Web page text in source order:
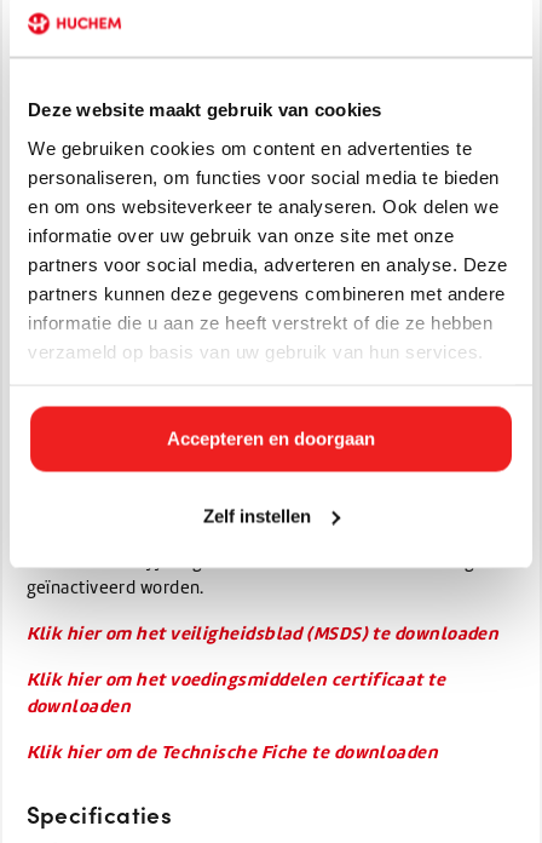
Deze website maakt gebruik van cookies
We gebruiken cookies om content en advertenties te
personaliseren, om functies voor social media te bieden
en om ons websiteverkeer te analyseren. Ook delen we
informatie over uw gebruik van onze site met onze
partners voor social media, adverteren en analyse. Deze
partners kunnen deze gegevens combineren met andere
informatie die u aan ze heeft verstrekt of die ze hebben
verzameld op basis van uw gebruik van hun services.
Accepteren en doorgaan
Zelf instellen
Materiaalvriendelijk: gezien de unieke formule is dit
product geschikt voor gebruik op alle materiaalsoorten.
Vernevelen (fogging)
Kenolox 10 is goed gekeurd voor ruimtedesinfectie d.m.v.
verneveling (fogging). De specifieke procedure voldoet
aan de recentste/strengste EN-normen voor bactericide,
virucide en levuricide activiteit.
Materiaalvriendelijk: geen aantasting door residuen.
Ziektekiemen bestrijden met Kenolox 10
desinfectiemiddel. Het is een zogenaamde "full-spectrum"
virus bestrijding. Het product is getest op virucidale activiteit
(ECHA), een agentschap van de Europese Unie, heeft
geïnactiveerd worden.
Klik hier om het veiligheidsblad (MSDS) te downloaden
Klik hier om het voedingsmiddelen certificaat te
downloaden
Klik hier om de Technische Fiche te downloaden
Specificaties